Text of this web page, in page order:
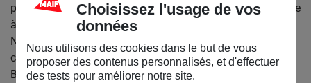
programme principal, un programme d’artistes en résidence
à Houston, Texas, aux États-Unis. Il s’est ensuite installé à
New York et a fait sa première exposition dans une galerie
commerciale de New York. En 2000, il participe à la
Biennale de Whitney et représente l’Argentine à la 49ème
Choisissez l'usage de vos
données
Nous utilisons des cookies dans le but de vous
proposer des contenus personnalisés, et d'effectuer
des tests pour améliorer notre site.